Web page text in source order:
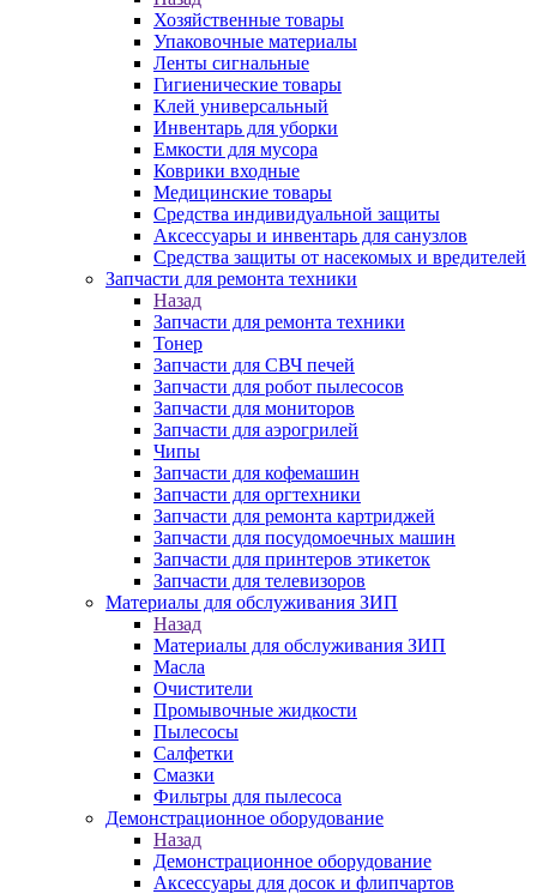
Хозяйственные товары
Упаковочные материалы
Ленты сигнальные
Гигиенические товары
Клей универсальный
Инвентарь для уборки
Емкости для мусора
Коврики входные
Медицинские товары
Средства индивидуальной защиты
Аксессуары и инвентарь для санузлов
Средства защиты от насекомых и вредителей
Запчасти для ремонта техники
Назад
Запчасти для ремонта техники
Тонер
Запчасти для СВЧ печей
Запчасти для робот пылесосов
Запчасти для мониторов
Запчасти для аэрогрилей
Чипы
Запчасти для кофемашин
Запчасти для оргтехники
Запчасти для ремонта картриджей
Запчасти для посудомоечных машин
Запчасти для принтеров этикеток
Запчасти для телевизоров
Материалы для обслуживания ЗИП
Назад
Материалы для обслуживания ЗИП
Масла
Очистители
Промывочные жидкости
Пылесосы
Салфетки
Смазки
Фильтры для пылесоса
Демонстрационное оборудование
Назад
Демонстрационное оборудование
Аксессуары для досок и флипчартов